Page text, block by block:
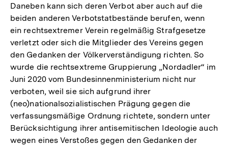
Daneben kann sich deren Verbot aber auch auf die
beiden anderen Verbotstatbestände berufen, wenn
ein rechtsextremer Verein regelmäßig Strafgesetze
verletzt oder sich die Mitglieder des Vereins gegen
den Gedanken der Völkerverständigung richten. So
wurde die rechtsextreme Gruppierung „Nordadler“ im
Juni 2020 vom Bundesinnenministerium nicht nur
verboten, weil sie sich aufgrund ihrer
(neo)nationalsozialistischen Prägung gegen die
verfassungsmäßige Ordnung richtete, sondern unter
Berücksichtigung ihrer antisemitischen Ideologie auch
wegen eines Verstoßes gegen den Gedanken der